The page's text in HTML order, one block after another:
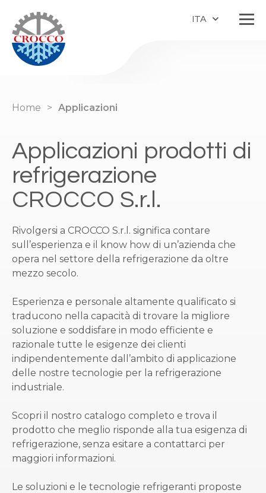
ITA
Home Applicazioni
Applicazioni prodotti di
refrigerazione
CROCCO S.r.l.
Rivolgersi a CROCCO S.r.l. significa contare
sull’esperienza e il know how di un’azienda che
opera nel settore della refrigerazione da oltre
mezzo secolo.
Esperienza e personale altamente qualificato si
traducono nella capacità di trovare la migliore
soluzione e soddisfare in modo efficiente e
razionale tutte le esigenze dei clienti
indipendentemente dall’ambito di applicazione
delle nostre tecnologie per la refrigerazione
industriale.
Scopri il nostro catalogo completo e trova il
prodotto che meglio risponde alla tua esigenza di
refrigerazione, senza esitare a contattarci per
maggiori informazioni.
Le soluzioni e le tecnologie refrigeranti proposte